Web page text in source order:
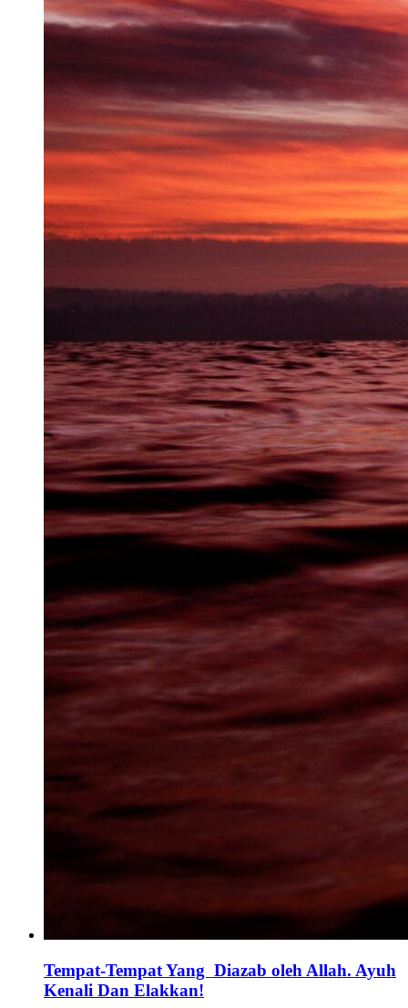
Tempat-Tempat Yang Diazab oleh Allah. Ayuh
Kenali Dan Elakkan!